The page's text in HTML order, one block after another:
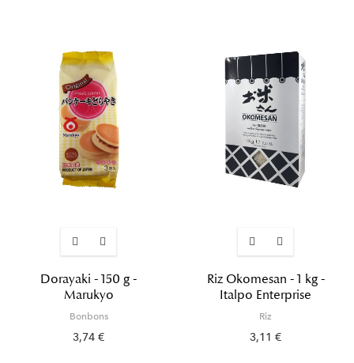
Dorayaki - 150 g -
Marukyo
Bonbons
3,74 €
Riz Okomesan - 1 kg -
Italpo Enterprise
Riz
3,11 €